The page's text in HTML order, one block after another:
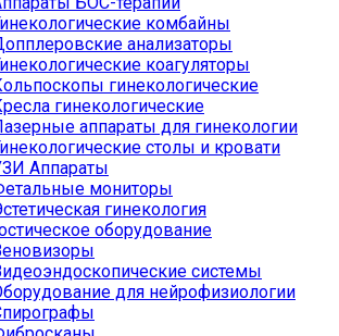
комбайны
анализаторы
коагуляторы
гинекологические
гинекологические
аппараты для гинекологии
столы и кровати
Аппараты
мониторы
гинекология
оборудование
системы
для нейрофизиологии